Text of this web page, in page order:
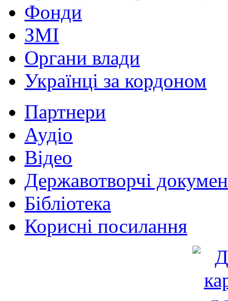
Фонди
ЗМІ
Органи влади
Українці за кордоном
Партнери
Аудіо
Відео
Державотворчі
Бібліотека
Корисні посилання